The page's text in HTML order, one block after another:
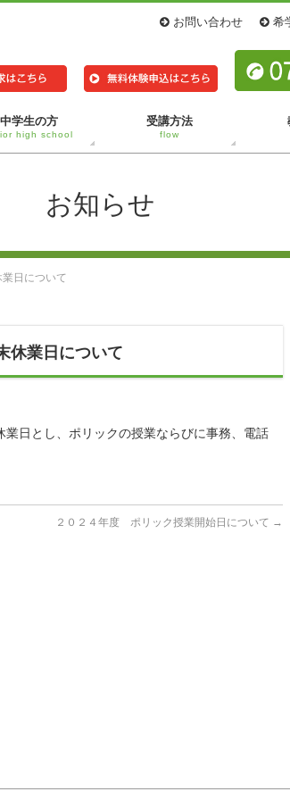
お問い合わせ 希
中学生の方
high school
受講方法
flow
お知らせ
日について
休業日について
日とし、ポリックの授業ならびに事務、電話
２０２４年度 ポリック授業開始日について →